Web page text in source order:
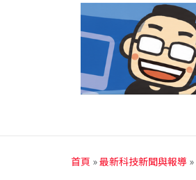
首頁 »最新科技新聞與報導 »